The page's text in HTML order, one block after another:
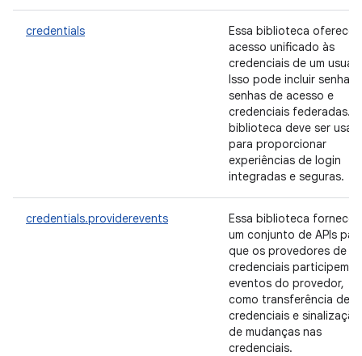
credentials
Essa biblioteca oferece
acesso unificado às
credenciais de um
Isso pode incluir senhas,
senhas de acesso e
credenciais federadas. A
biblioteca deve ser
para proporcionar
experiências de login
integradas e seguras.
credentials.providerevents
Essa biblioteca fornece
um conjunto de APIs
que os provedores de
credenciais participem
eventos do provedor,
como transferência de
credenciais e sinalização
de mudanças nas
credenciais.